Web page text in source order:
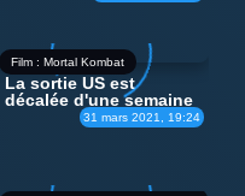
Film : Mortal Kombat
31 mars 2021, 19:24
La sortie US est
décalée d'une semaine